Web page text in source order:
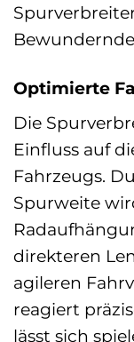
Optimierte
Die
Einfluss auf
Fahrzeugs.
Spurweite
direkteren
agileren
reagiert
lässt sich